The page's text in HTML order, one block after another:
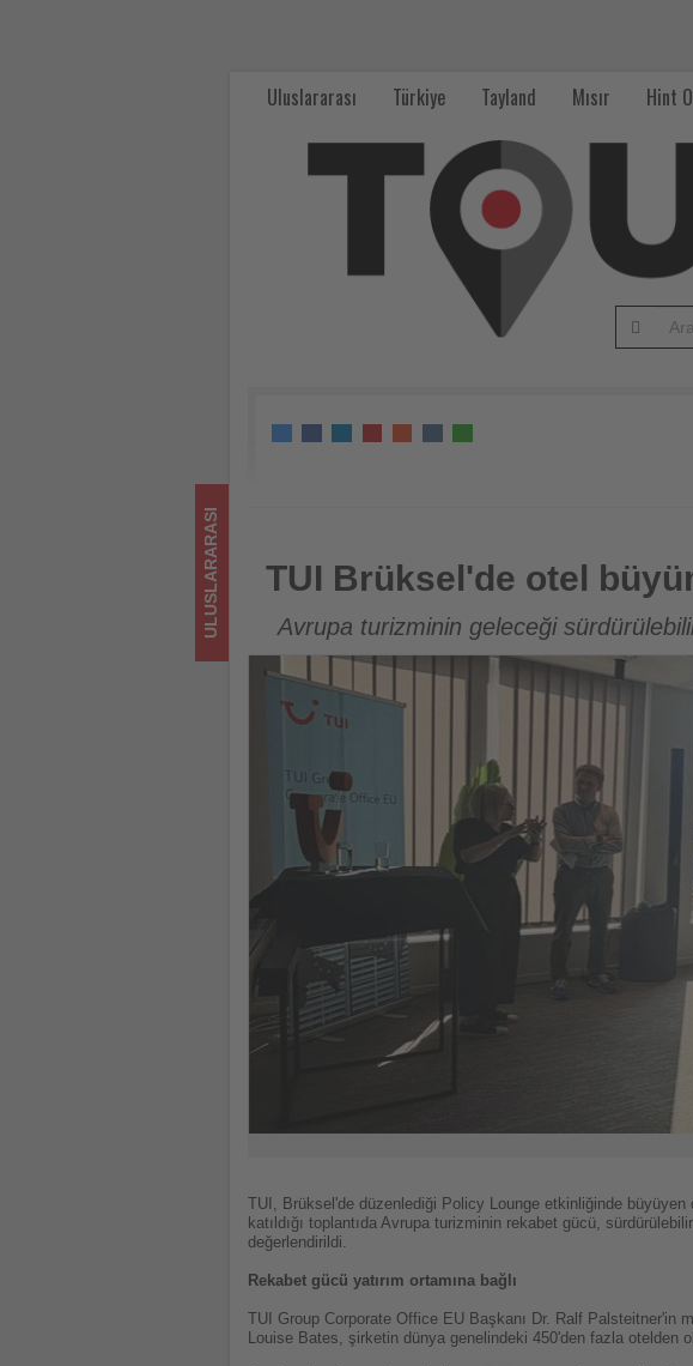
Uluslararası Türkiye Tayland Mısır Hint
TUI Brüksel'de otel büyüme stratejisini
ULUSLARARASI TUI Brüksel'de otel
Avrupa turizminin geleceği
TUI, Brüksel'de düzenlediği Policy Lounge etkinliğinde
katıldığı toplantıda Avrupa turizminin rekabet gücü,
değerlendirildi.
Rekabet gücü yatırım ortamına bağlı
TUI Group Corporate Office EU Başkanı Dr. Ralf Palsteitner'in
Louise Bates, şirketin dünya genelindeki 450'den fazla otelden